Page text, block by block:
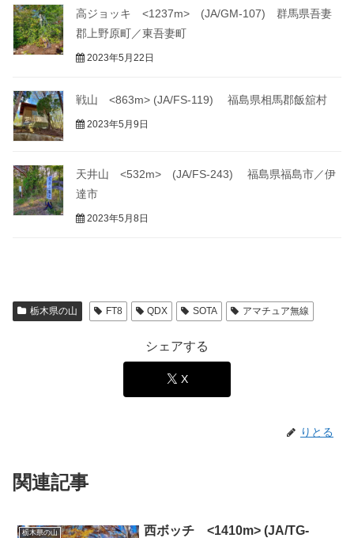
高ジョッキ <1237m> (JA/GM-107) 群馬県吾妻
郡上野原町／東吾妻町
2023年5月22日
戦山 <863m> (JA/FS-119) 福島県相馬郡飯舘村
2023年5月9日
天井山 <532m> (JA/FS-243) 福島県福島市／伊
達市
2023年5月8日
栃木県の山 FT8 QDX SOTA アマチュア無線
シェアする
X
りとる
関連記事
栃木県の山
西ボッチ <1410m> (JA/TG-